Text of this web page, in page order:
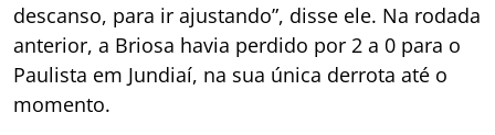
descanso, para ir ajustando”, disse ele. Na rodada
anterior, a Briosa havia perdido por 2 a 0 para o
Paulista em Jundiaí, na sua única derrota até o
momento.